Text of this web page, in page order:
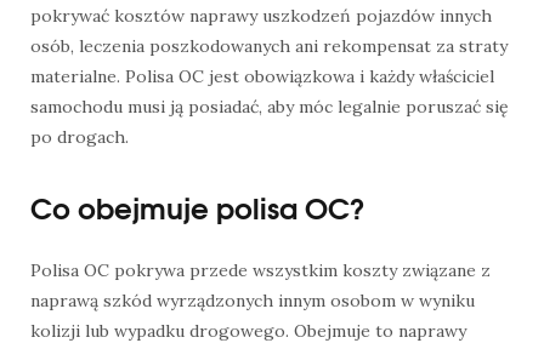
pokrywać kosztów naprawy uszkodzeń pojazdów innych
osób, leczenia poszkodowanych ani rekompensat za straty
materialne. Polisa OC jest obowiązkowa i każdy właściciel
samochodu musi ją posiadać, aby móc legalnie poruszać się
po drogach.
Co obejmuje polisa OC?
Polisa OC pokrywa przede wszystkim koszty związane z
naprawą szkód wyrządzonych innym osobom w wyniku
kolizji lub wypadku drogowego. Obejmuje to naprawy